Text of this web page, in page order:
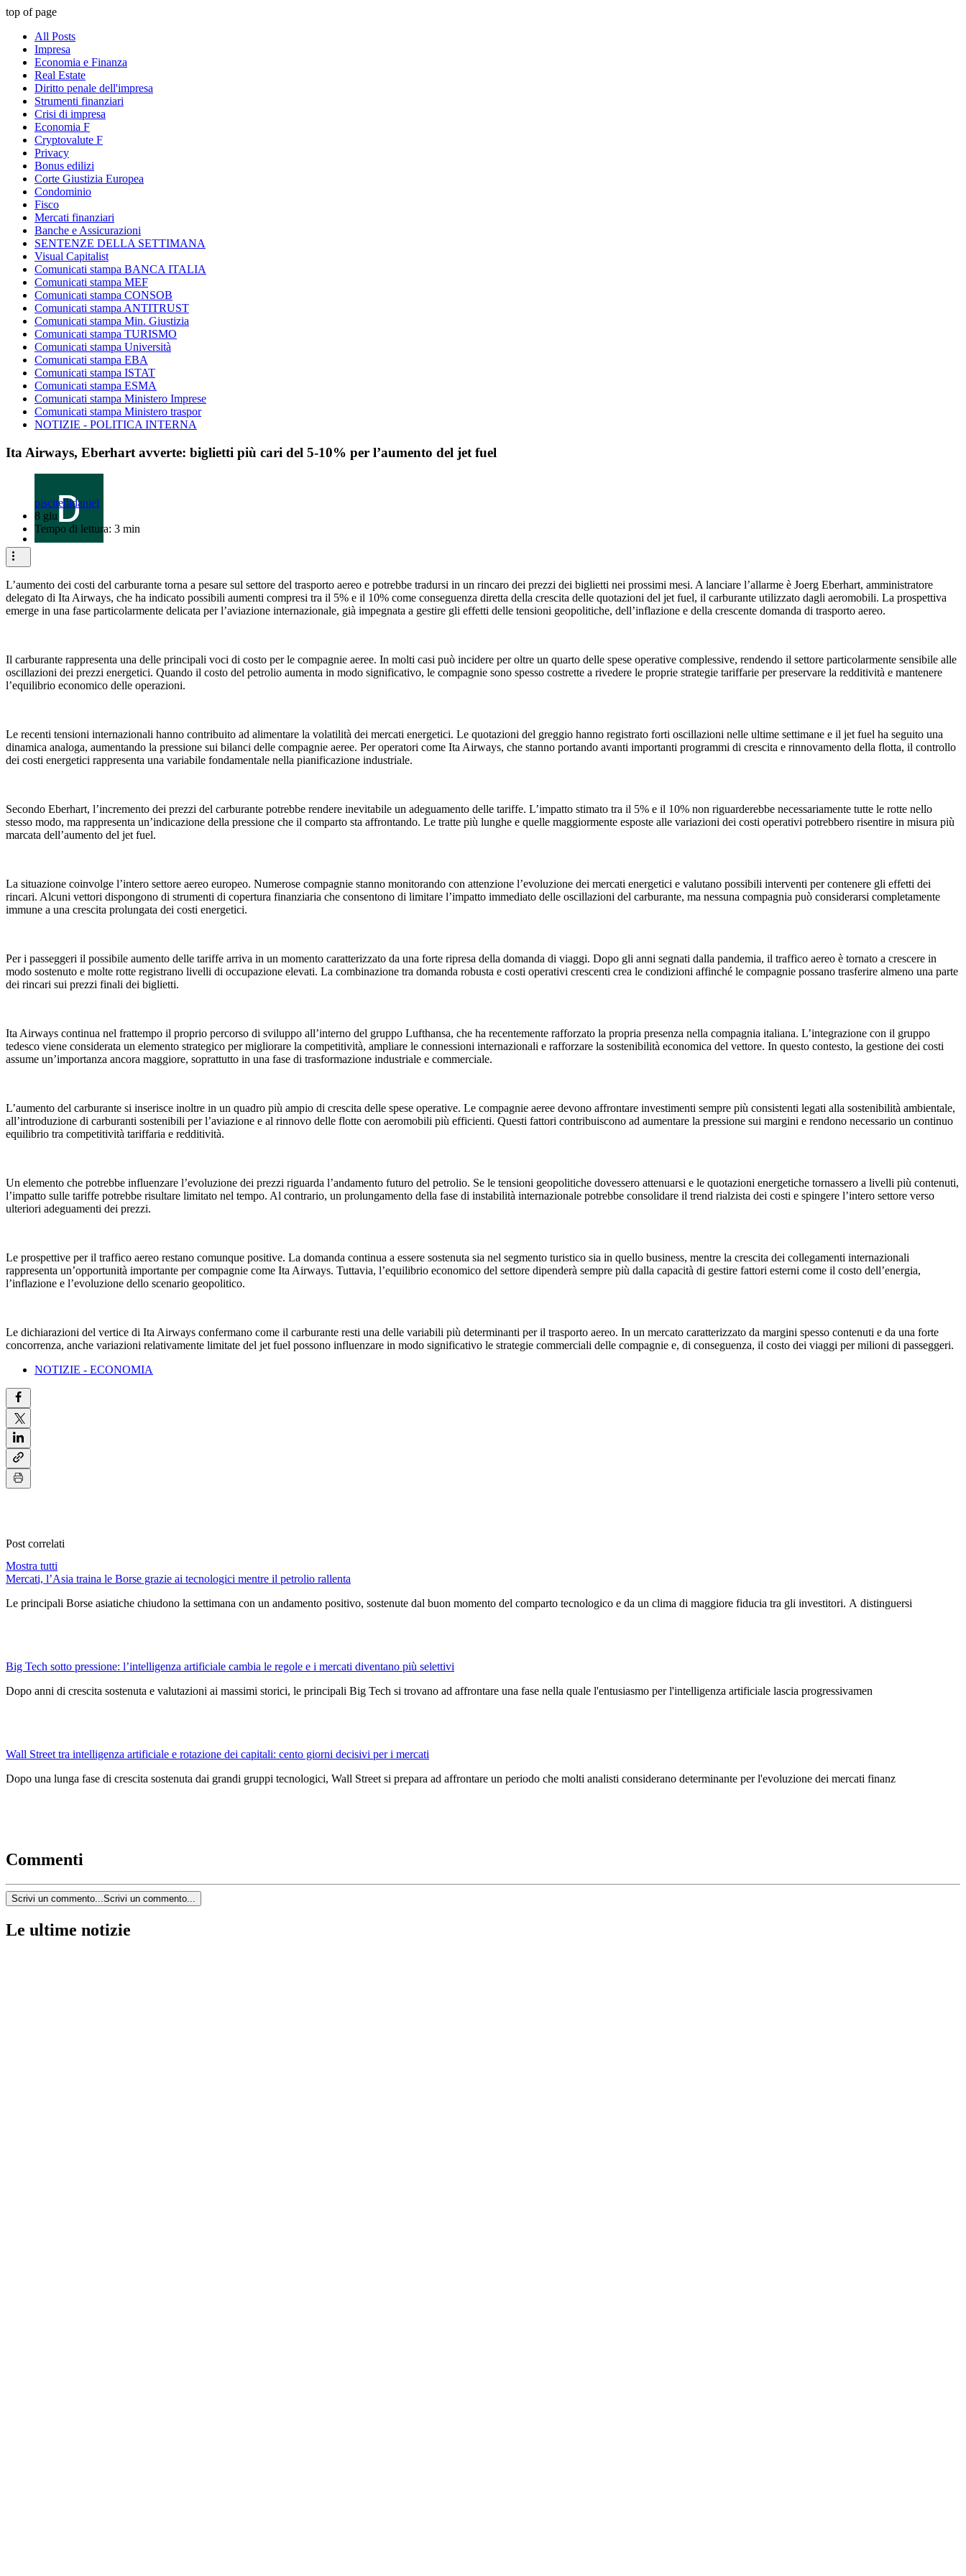
top of page
All Posts
Impresa
Economia e Finanza
Real Estate
Diritto penale dell'impresa
Strumenti finanziari
Crisi di impresa
Economia F
Cryptovalute F
Privacy
Bonus edilizi
Corte Giustizia Europea
Condominio
Fisco
Mercati finanziari
Banche e Assicurazioni
SENTENZE DELLA SETTIMANA
Visual Capitalist
Comunicati stampa BANCA ITALIA
Comunicati stampa MEF
Comunicati stampa CONSOB
Comunicati stampa ANTITRUST
Comunicati stampa Min. Giustizia
Comunicati stampa TURISMO
Comunicati stampa Università
Comunicati stampa EBA
Comunicati stampa ISTAT
Comunicati stampa ESMA
Comunicati stampa Ministero Imprese
Comunicati stampa Ministero traspor
NOTIZIE - POLITICA INTERNA
Ita Airways, Eberhart avverte: biglietti più cari del 5-10% per l’aumento del jet fuel
piscitellidaniel
8 giu
Tempo di lettura: 3 min
L’aumento dei costi del carburante torna a pesare sul settore del trasporto aereo e potrebbe tradursi in un rincaro dei prezzi dei biglietti nei prossimi mesi. A lanciare l’allarme è Joerg Eberhart, amministratore
delegato di Ita Airways, che ha indicato possibili aumenti compresi tra il 5% e il 10% come conseguenza diretta della crescita delle quotazioni del jet fuel, il carburante utilizzato dagli aeromobili. La prospettiva
emerge in una fase particolarmente delicata per l’aviazione internazionale, già impegnata a gestire gli effetti delle tensioni geopolitiche, dell’inflazione e della crescente domanda di trasporto aereo.
Il carburante rappresenta una delle principali voci di costo per le compagnie aeree. In molti casi può incidere per oltre un quarto delle spese operative complessive, rendendo il settore particolarmente sensibile alle
oscillazioni dei prezzi energetici. Quando il costo del petrolio aumenta in modo significativo, le compagnie sono spesso costrette a rivedere le proprie strategie tariffarie per preservare la redditività e mantenere
l’equilibrio economico delle operazioni.
Le recenti tensioni internazionali hanno contribuito ad alimentare la volatilità dei mercati energetici. Le quotazioni del greggio hanno registrato forti oscillazioni nelle ultime settimane e il jet fuel ha seguito una
dinamica analoga, aumentando la pressione sui bilanci delle compagnie aeree. Per operatori come Ita Airways, che stanno portando avanti importanti programmi di crescita e rinnovamento della flotta, il controllo
dei costi energetici rappresenta una variabile fondamentale nella pianificazione industriale.
Secondo Eberhart, l’incremento dei prezzi del carburante potrebbe rendere inevitabile un adeguamento delle tariffe. L’impatto stimato tra il 5% e il 10% non riguarderebbe necessariamente tutte le rotte nello
stesso modo, ma rappresenta un’indicazione della pressione che il comparto sta affrontando. Le tratte più lunghe e quelle maggiormente esposte alle variazioni dei costi operativi potrebbero risentire in misura più
marcata dell’aumento del jet fuel.
La situazione coinvolge l’intero settore aereo europeo. Numerose compagnie stanno monitorando con attenzione l’evoluzione dei mercati energetici e valutano possibili interventi per contenere gli effetti dei
rincari. Alcuni vettori dispongono di strumenti di copertura finanziaria che consentono di limitare l’impatto immediato delle oscillazioni del carburante, ma nessuna compagnia può considerarsi completamente
immune a una crescita prolungata dei costi energetici.
Per i passeggeri il possibile aumento delle tariffe arriva in un momento caratterizzato da una forte ripresa della domanda di viaggi. Dopo gli anni segnati dalla pandemia, il traffico aereo è tornato a crescere in
modo sostenuto e molte rotte registrano livelli di occupazione elevati. La combinazione tra domanda robusta e costi operativi crescenti crea le condizioni affinché le compagnie possano trasferire almeno una parte
dei rincari sui prezzi finali dei biglietti.
Ita Airways continua nel frattempo il proprio percorso di sviluppo all’interno del gruppo Lufthansa, che ha recentemente rafforzato la propria presenza nella compagnia italiana. L’integrazione con il gruppo
tedesco viene considerata un elemento strategico per migliorare la competitività, ampliare le connessioni internazionali e rafforzare la sostenibilità economica del vettore. In questo contesto, la gestione dei costi
assume un’importanza ancora maggiore, soprattutto in una fase di trasformazione industriale e commerciale.
L’aumento del carburante si inserisce inoltre in un quadro più ampio di crescita delle spese operative. Le compagnie aeree devono affrontare investimenti sempre più consistenti legati alla sostenibilità ambientale,
all’introduzione di carburanti sostenibili per l’aviazione e al rinnovo delle flotte con aeromobili più efficienti. Questi fattori contribuiscono ad aumentare la pressione sui margini e rendono necessario un continuo
equilibrio tra competitività tariffaria e redditività.
Un elemento che potrebbe influenzare l’evoluzione dei prezzi riguarda l’andamento futuro del petrolio. Se le tensioni geopolitiche dovessero attenuarsi e le quotazioni energetiche tornassero a livelli più contenuti,
l’impatto sulle tariffe potrebbe risultare limitato nel tempo. Al contrario, un prolungamento della fase di instabilità internazionale potrebbe consolidare il trend rialzista dei costi e spingere l’intero settore verso
ulteriori adeguamenti dei prezzi.
Le prospettive per il traffico aereo restano comunque positive. La domanda continua a essere sostenuta sia nel segmento turistico sia in quello business, mentre la crescita dei collegamenti internazionali
rappresenta un’opportunità importante per compagnie come Ita Airways. Tuttavia, l’equilibrio economico del settore dipenderà sempre più dalla capacità di gestire fattori esterni come il costo dell’energia,
l’inflazione e l’evoluzione dello scenario geopolitico.
Le dichiarazioni del vertice di Ita Airways confermano come il carburante resti una delle variabili più determinanti per il trasporto aereo. In un mercato caratterizzato da margini spesso contenuti e da una forte
concorrenza, anche variazioni relativamente limitate del jet fuel possono influenzare in modo significativo le strategie commerciali delle compagnie e, di conseguenza, il costo dei viaggi per milioni di passeggeri.
NOTIZIE - ECONOMIA
Post correlati
Mostra tutti
Mercati, l’Asia traina le Borse grazie ai tecnologici mentre il petrolio rallenta
Le principali Borse asiatiche chiudono la settimana con un andamento positivo, sostenute dal buon momento del comparto tecnologico e da un clima di maggiore fiducia tra gli investitori. A distinguersi
Big Tech sotto pressione: l’intelligenza artificiale cambia le regole e i mercati diventano più selettivi
Dopo anni di crescita sostenuta e valutazioni ai massimi storici, le principali Big Tech si trovano ad affrontare una fase nella quale l'entusiasmo per l'intelligenza artificiale lascia progressivamen
Wall Street tra intelligenza artificiale e rotazione dei capitali: cento giorni decisivi per i mercati
Dopo una lunga fase di crescita sostenuta dai grandi gruppi tecnologici, Wall Street si prepara ad affrontare un periodo che molti analisti considerano determinante per l'evoluzione dei mercati finanz
Commenti
Scrivi un commento... Scrivi un commento...
Le ultime notizie